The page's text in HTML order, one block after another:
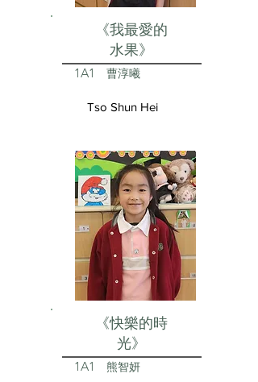
《我最愛的
水果》
1A1 曹淳曦
Tso Shun Hei
《快樂的時
光》
1A1 熊智妍